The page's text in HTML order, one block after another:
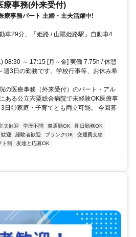
療事務(外来受付)
療事務パート 主婦・主夫活躍中!
車29分、「姫路 / 山陽姫路駅」自動車45
08:30 ～ 17:15 [月～金] 実働 7.75h / 休憩
3日の勤務です。学校行事等、お休み希
の医療事務（外来受付）のパート・アル
ある公立宍粟総合病院で未経験OK医療事
日◎家庭・子育てとも両立可能。 今回募
夫歓迎 学歴不問 車通勤OK
即日勤務OK
迎 経験者歓迎 ブランクOK
交通費支給
ト制 友達と応募OK